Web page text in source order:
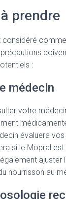
prendre
considéré
:
médecin
votre
évaluera
si le Mopral
ajuster
nourrisson au